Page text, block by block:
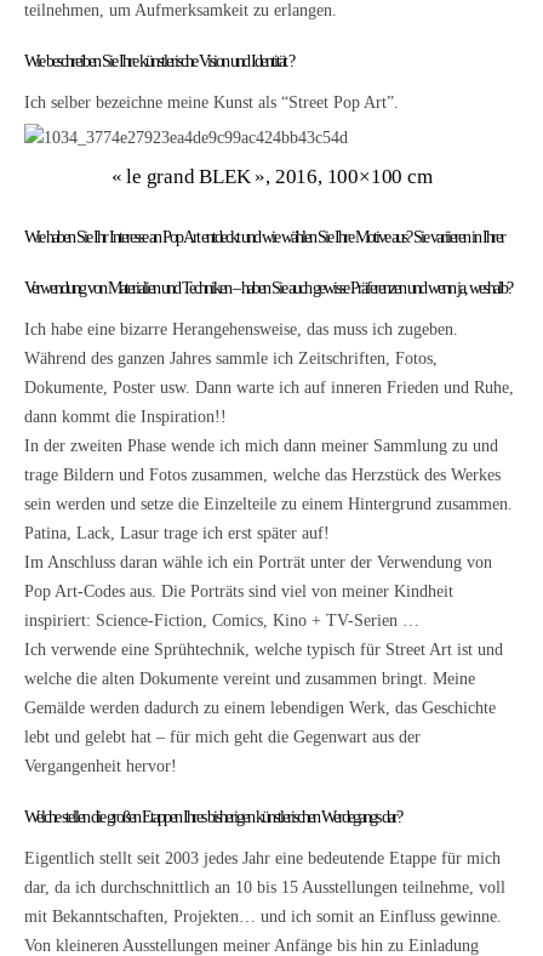
teilnehmen, um Aufmerksamkeit zu erlangen.
Wie beschreiben Sie Ihre künstlerische Vision und Identität ?
Ich selber bezeichne meine Kunst als “Street Pop Art”.
« le grand BLEK », 2016, 100×100 cm
Wie haben Sie Ihr Interesse an Pop Art entdeckt und wie wählen Sie Ihre Motive aus?Sie variieren in Ihrer
Verwendung von Materialien und Techniken – haben Sie auch gewisse Präferenzen und wenn ja, weshalb?
Ich habe eine bizarre Herangehensweise, das muss ich zugeben.
Während des ganzen Jahres sammle ich Zeitschriften, Fotos,
Dokumente, Poster usw. Dann warte ich auf inneren Frieden und Ruhe,
dann kommt die Inspiration!!
In der zweiten Phase wende ich mich dann meiner Sammlung zu und
trage Bildern und Fotos zusammen, welche das Herzstück des Werkes
sein werden und setze die Einzelteile zu einem Hintergrund zusammen.
Patina, Lack, Lasur trage ich erst später auf!
Im Anschluss daran wähle ich ein Porträt unter der Verwendung von
Pop Art-Codes aus. Die Porträts sind viel von meiner Kindheit
inspiriert: Science-Fiction, Comics, Kino + TV-Serien …
Ich verwende eine Sprühtechnik, welche typisch für Street Art ist und
welche die alten Dokumente vereint und zusammen bringt. Meine
Gemälde werden dadurch zu einem lebendigen Werk, das Geschichte
lebt und gelebt hat – für mich geht die Gegenwart aus der
Vergangenheit hervor!
Welche stellen die großen Etappen Ihres bisherigen künstlerischen Werdegangs dar?
Eigentlich stellt seit 2003 jedes Jahr eine bedeutende Etappe für mich
dar, da ich durchschnittlich an 10 bis 15 Ausstellungen teilnehme, voll
mit Bekanntschaften, Projekten… und ich somit an Einfluss gewinne.
Von kleineren Ausstellungen meiner Anfänge bis hin zu Einladung